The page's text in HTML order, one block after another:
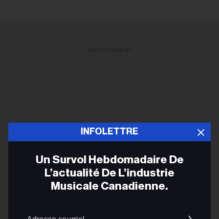
INFOLETTRE
Un Survol Hebdomadaire De
L’actualité De L’industrie
Musicale Canadienne.